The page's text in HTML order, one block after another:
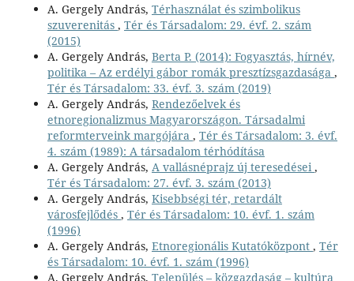
A. Gergely András, Térhasználat és szimbolikus
szuverenitás , Tér és Társadalom: 29. évf. 2. szám
(2015)
A. Gergely András, Berta P. (2014): Fogyasztás, hírnév,
politika – Az erdélyi gábor romák presztízsgazdasága ,
Tér és Társadalom: 33. évf. 3. szám (2019)
A. Gergely András, Rendezőelvek és
etnoregionalizmus Magyarországon. Társadalmi
reformterveink margójára , Tér és Társadalom: 3. évf.
4. szám (1989): A társadalom térhódítása
A. Gergely András, A vallásnéprajz új teresedései,
Tér és Társadalom: 27. évf. 3. szám (2013)
A. Gergely András, Kisebbségi tér, retardált
városfejlődés , Tér és Társadalom: 10. évf. 1. szám
(1996)
A. Gergely András, Etnoregionális Kutatóközpont , Tér
és Társadalom: 10. évf. 1. szám (1996)
A. Gergely András, Település – közgazdaság – kultúra